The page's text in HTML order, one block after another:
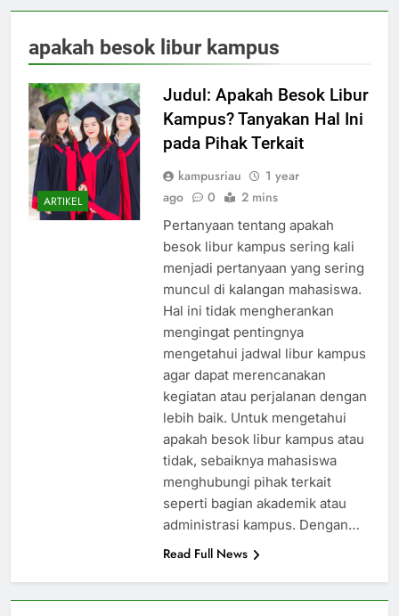
apakah besok libur kampus
ARTIKEL
Judul: Apakah Besok Libur
Kampus? Tanyakan Hal Ini
pada Pihak Terkait
kampusriau
1 year
ago
0 2 mins
Pertanyaan tentang apakah
besok libur kampus sering kali
menjadi pertanyaan yang sering
muncul di kalangan mahasiswa.
Hal ini tidak mengherankan
mengingat pentingnya
mengetahui jadwal libur kampus
agar dapat merencanakan
kegiatan atau perjalanan dengan
lebih baik. Untuk mengetahui
apakah besok libur kampus atau
tidak, sebaiknya mahasiswa
menghubungi pihak terkait
seperti bagian akademik atau
administrasi kampus. Dengan…
Read Full News